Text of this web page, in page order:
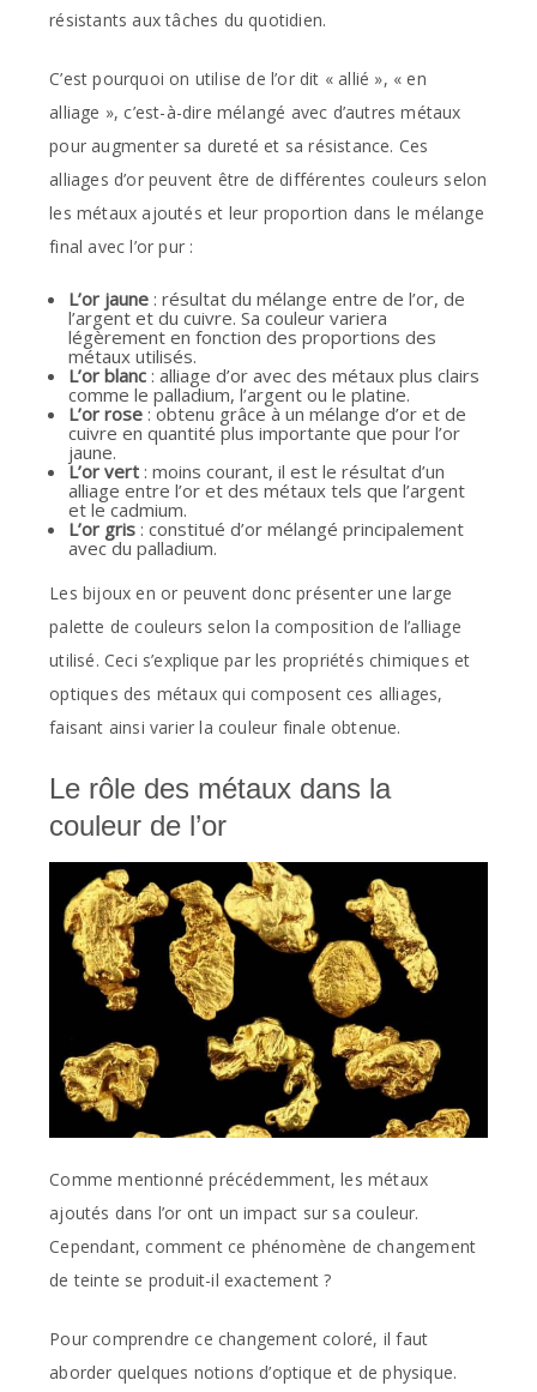
résistants aux tâches du quotidien.
C’est pourquoi on utilise de l’or dit « allié », « en
alliage », c’est-à-dire mélangé avec d’autres métaux
pour augmenter sa dureté et sa résistance. Ces
alliages d’or peuvent être de différentes couleurs selon
les métaux ajoutés et leur proportion dans le mélange
final avec l’or pur :
L’or jaune : résultat du mélange entre de l’or, de
l’argent et du cuivre. Sa couleur variera
légèrement en fonction des proportions des
métaux utilisés.
L’or blanc : alliage d’or avec des métaux plus clairs
comme le palladium, l’argent ou le platine.
L’or rose : obtenu grâce à un mélange d’or et de
cuivre en quantité plus importante que pour l’or
jaune.
L’or vert : moins courant, il est le résultat d’un
alliage entre l’or et des métaux tels que l’argent
et le cadmium.
L’or gris : constitué d’or mélangé principalement
avec du palladium.
Les bijoux en or peuvent donc présenter une large
palette de couleurs selon la composition de l’alliage
utilisé. Ceci s’explique par les propriétés chimiques et
optiques des métaux qui composent ces alliages,
faisant ainsi varier la couleur finale obtenue.
Le rôle des métaux dans la
couleur de l’or
Comme mentionné précédemment, les métaux
ajoutés dans l’or ont un impact sur sa couleur.
Cependant, comment ce phénomène de changement
de teinte se produit-il exactement ?
Pour comprendre ce changement coloré, il faut
aborder quelques notions d’optique et de physique.